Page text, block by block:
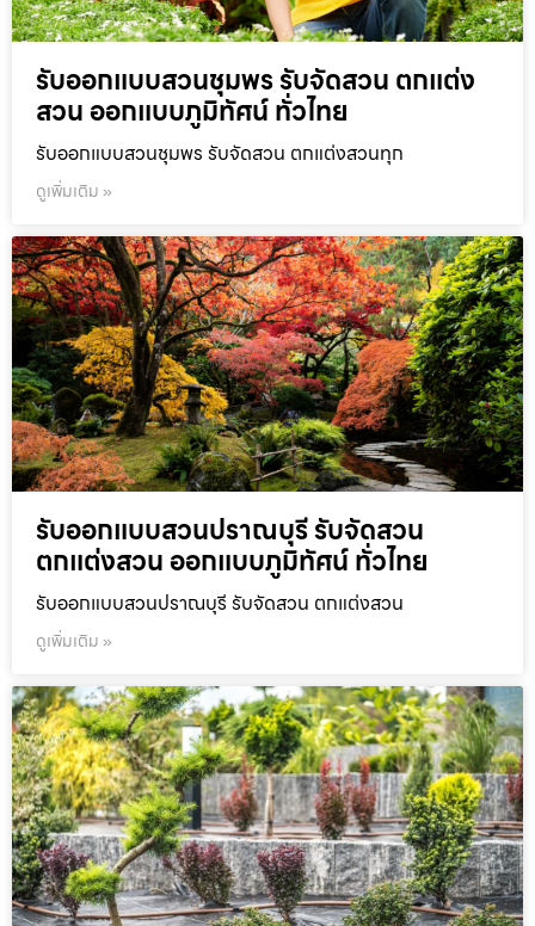
รับออกแบบสวนชุมพร รับจัดสวน ตกแต่ง
สวน ออกแบบภูมิทัศน์ ทั่วไทย
รับออกแบบสวนชุมพร รับจัดสวน ตกแต่งสวนทุก
ดูเพิ่มเติม »
รับออกแบบสวนปราณบุรี รับจัดสวน
ตกแต่งสวน ออกแบบภูมิทัศน์ ทั่วไทย
รับออกแบบสวนปราณบุรี รับจัดสวน ตกแต่งสวน
ดูเพิ่มเติม »